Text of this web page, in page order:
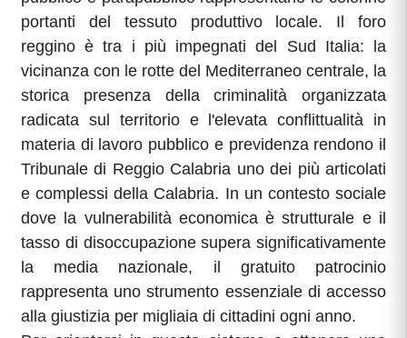
portanti del tessuto produttivo locale. Il foro
reggino è tra i più impegnati del Sud Italia: la
vicinanza con le rotte del Mediterraneo centrale, la
storica presenza della criminalità organizzata
radicata sul territorio e l'elevata conflittualità in
materia di lavoro pubblico e previdenza rendono il
Tribunale di Reggio Calabria uno dei più articolati
e complessi della Calabria. In un contesto sociale
dove la vulnerabilità economica è strutturale e il
tasso di disoccupazione supera significativamente
la media nazionale, il gratuito patrocinio
rappresenta uno strumento essenziale di accesso
alla giustizia per migliaia di cittadini ogni anno.